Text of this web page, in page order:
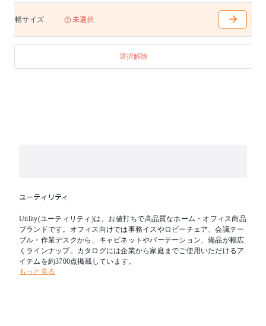
幅サイズ 未選択
選択解除
ユーティリティ
Utility(ユーティリティ)は、お値打ちで高品質なホーム・オフィス商品
ブランドです。オフィス向けでは事務イスやロビーチェア、会議テー
ブル・作業デスクから、キャビネットやパーテーション、備品が幅広
くラインナップ。カタログには企業から家庭までご使用いただけるア
イテムを約3700点掲載しています。
もっと見る